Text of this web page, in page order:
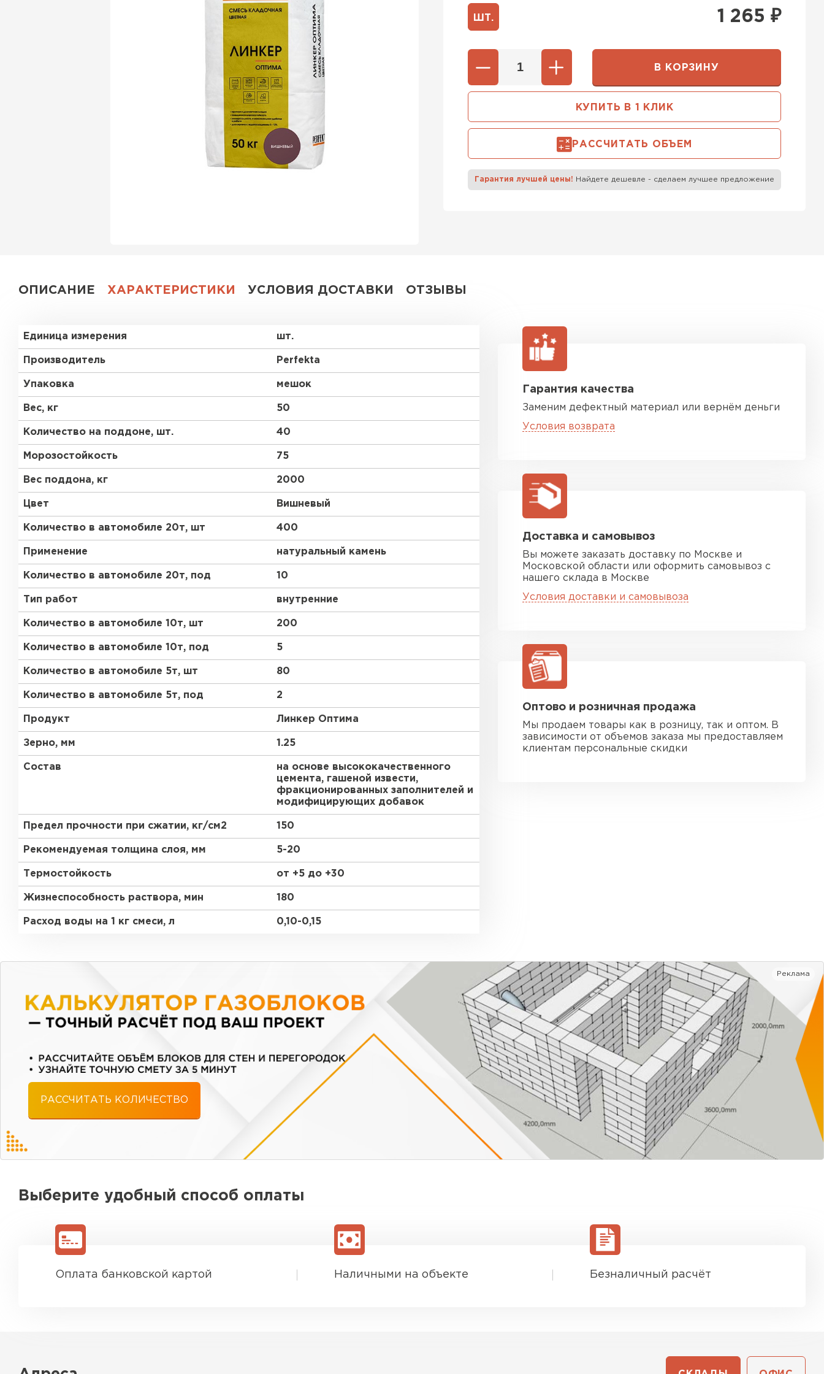
Газобетон ДСК Грас
Газобетон CubiBlock
Газобетон Калужский
Газобетон Забудова
600х400х200
ШТ. 1 265 ₽
В КОРЗИНУ
КУПИТЬ В 1 КЛИК
РАССЧИТАТЬ ОБЪЕМ
Гарантия лучшей цены! Найдете дешевле - сделаем лучшее предложение
ОПИСАНИЕ ХАРАКТЕРИСТИКИ УСЛОВИЯ ДОСТАВКИ ОТЗЫВЫ
Единица измерения шт.
Производитель Perfekta
Упаковка мешок
Вес, кг 50
Количество на поддоне, шт. 40
Морозостойкость 75
Вес поддона, кг 2000
Цвет Вишневый
Количество в автомобиле 20т, шт 400
Применение натуральный камень
Количество в автомобиле 20т, под 10
Тип работ внутренние
Количество в автомобиле 10т, шт 200
Количество в автомобиле 10т, под 5
Количество в автомобиле 5т, шт 80
Количество в автомобиле 5т, под 2
Продукт Линкер Оптима
Зерно, мм 1.25
Состав
на основе высококачественного
цемента, гашеной извести,
фракционированных заполнителей и
модифицирующих добавок
Предел прочности при сжатии, кг/см2 150
Рекомендуемая толщина слоя, мм 5-20
Термостойкость от +5 до +30
Жизнеспособность раствора, мин 180
Расход воды на 1 кг смеси, л 0,10-0,15
Гарантия качества
Заменим дефектный материал или вернём деньги
Условия возврата
Доставка и самовывоз
Вы можете заказать доставку по Москве и
Московской области или оформить самовывоз с
нашего склада в Москве
Условия доставки и самовывоза
Оптово и розничная продажа
Мы продаем товары как в розницу, так и оптом. В
зависимости от объемов заказа мы предоставляем
клиентам персональные скидки
Реклама
РАССЧИТАТЬ КОЛИЧЕСТВО
Выберите удобный способ оплаты
Оплата банковской картой Наличными на объекте Безналичный расчёт
ПЕРЕЙТИ
Газобетон Бонолит
ПЕРЕЙТИ
Газобетон Могилевский Газосиликат
Газобетон СК
Газобетон (ЕвроАэроБетон)
Газобетон Белорусский SLS
Газобетон Белорусский (БЦК)
Газобетон Забудова